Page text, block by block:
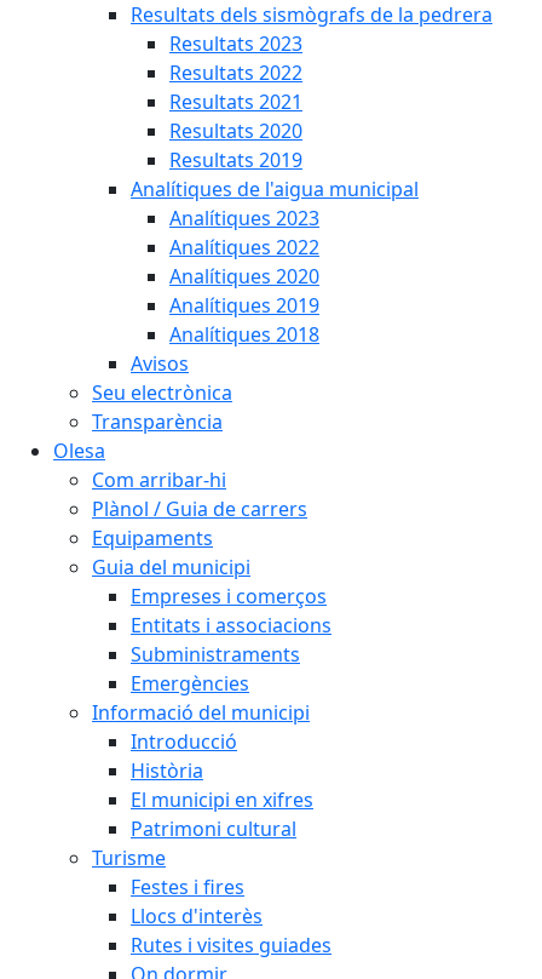
Resultats dels sismògrafs de la pedrera
Resultats 2023
Resultats 2022
Resultats 2021
Resultats 2020
Resultats 2019
Analítiques de l'aigua municipal
Analítiques 2023
Analítiques 2022
Analítiques 2020
Analítiques 2019
Analítiques 2018
Avisos
Seu electrònica
Transparència
Olesa
Com arribar-hi
Plànol / Guia de carrers
Equipaments
Guia del municipi
Empreses i comerços
Entitats i associacions
Subministraments
Emergències
Informació del municipi
Introducció
Història
El municipi en xifres
Patrimoni cultural
Turisme
Festes i fires
Llocs d'interès
Rutes i visites guiades